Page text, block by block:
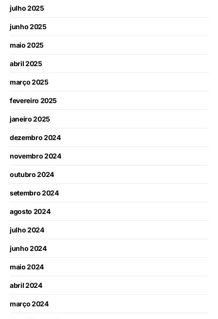
julho 2025
junho 2025
maio 2025
abril 2025
março 2025
fevereiro 2025
janeiro 2025
dezembro 2024
novembro 2024
outubro 2024
setembro 2024
agosto 2024
julho 2024
junho 2024
maio 2024
abril 2024
março 2024